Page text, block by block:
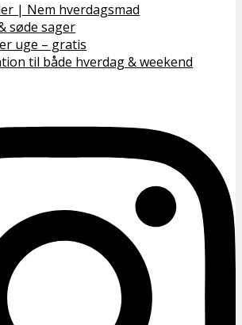
| Nem hverdagsmad
søde sager
uge – gratis
til både hverdag & weekend